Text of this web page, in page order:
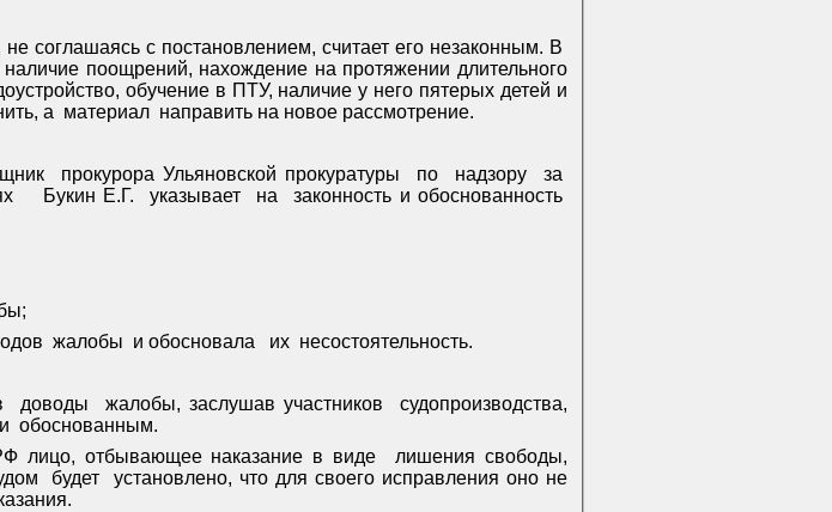
соглашаясь с постановлением, считает его незаконным. В
поощрений, нахождение на протяжении длительного
обучение в ПТУ, наличие у него пятерых детей и
а материал направить на новое рассмотрение.
прокурора Ульяновской прокуратуры по надзору
за
Букин Е.Г. указывает на
законность и обоснованность
жалобы и обосновала их несостоятельность.
доводы жалобы, заслушав участников
судопроизводства,
и обоснованным.
лицо, отбывающее наказание в виде
лишения свободы,
будет
установлено, что для своего исправления оно не